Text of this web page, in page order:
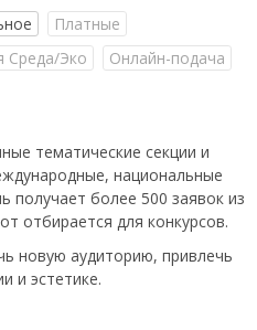
Платные
Эко
Онлайн-подача
тематические секции и
национальные
получает более 500 заявок из
отбирается для конкурсов.
новую аудиторию, привлечь
и эстетике.